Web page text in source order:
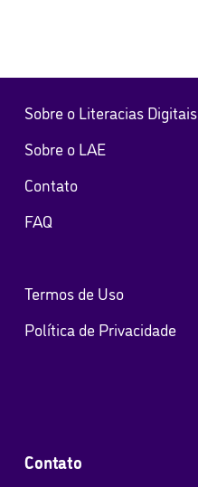
Sobre o Literacias Digitais
Sobre o LAE
Contato
FAQ
Termos de Uso
Política de Privacidade
Contato